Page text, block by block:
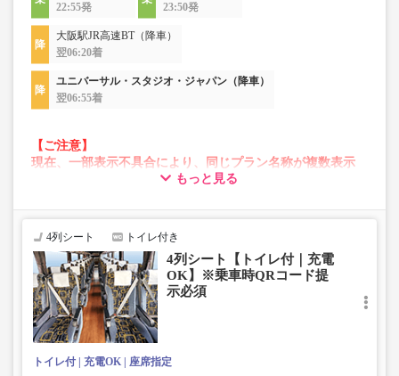
22:55発
23:50発
大阪駅JR高速BT（降車）
翌06:20着
ユニバーサル・スタジオ・ジャパン（降車）
翌06:55着
【ご注意】
現在、一部表示不具合により、同じプラン名称が複数表示
される場合がございます。
います。
お手数をおかけいたしますが、エラー表示が出た場合は、
たします。
もっと見る
4列シート トイレ付き
4列シート【トイレ付｜充電
OK】※乗車時QRコード提
示必須
トイレ付 充電OK 座席指定